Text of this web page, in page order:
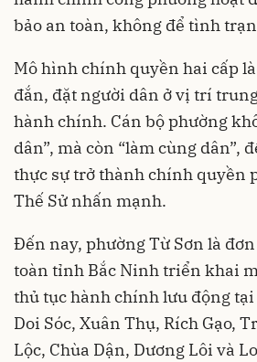
bảo an toàn, không để tình
Mô hình chính quyền hai cấp
đắn, đặt người dân ở vị trí
hành chính. Cán bộ phường
dân”, mà còn “làm cùng dân”,
thực sự trở thành chính quyền
Thế Sử nhấn mạnh.
Đến nay, phường Từ Sơn là
toàn tỉnh Bắc Ninh triển khai
thủ tục hành chính lưu động
Doi Sóc, Xuân Thụ, Rích Gạo,
Lộc, Chùa Dận, Dương Lôi và